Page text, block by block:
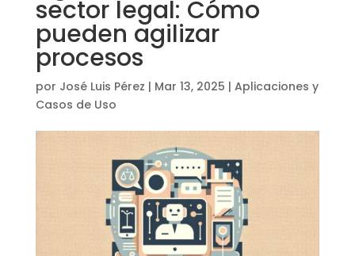
sector legal: Cómo
pueden agilizar
procesos
por José Luis Pérez | Mar 13, 2025 | Aplicaciones y
Casos de Uso